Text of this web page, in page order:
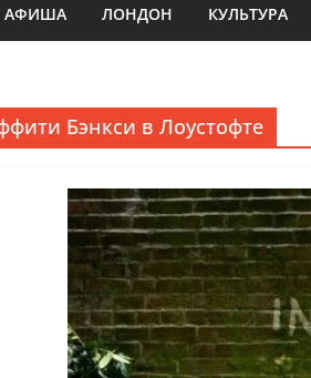
АФИША ЛОНДОН КУЛЬТУРА
Бэнкси в Лоустофте